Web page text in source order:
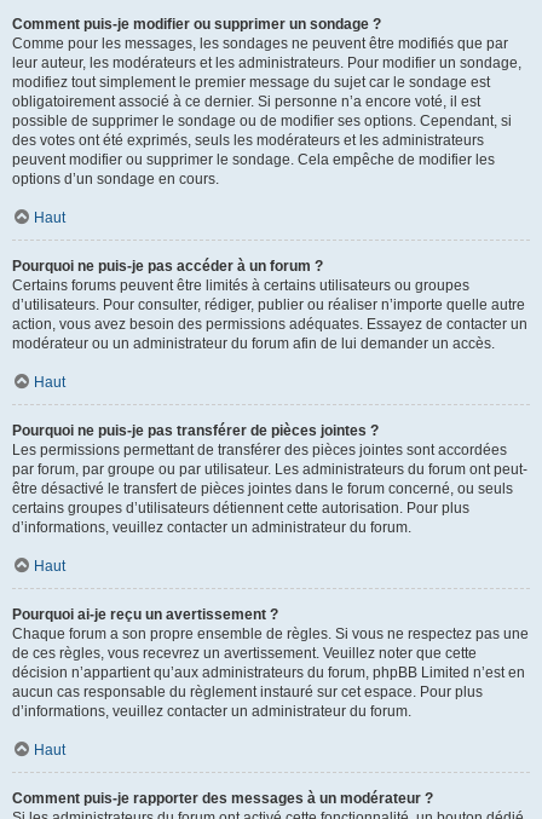
Comment puis-je modifier ou supprimer un sondage ?
Comme pour les messages, les sondages ne peuvent être modifiés que par
leur auteur, les modérateurs et les administrateurs. Pour modifier un sondage,
modifiez tout simplement le premier message du sujet car le sondage est
obligatoirement associé à ce dernier. Si personne n’a encore voté, il est
possible de supprimer le sondage ou de modifier ses options. Cependant, si
des votes ont été exprimés, seuls les modérateurs et les administrateurs
peuvent modifier ou supprimer le sondage. Cela empêche de modifier les
options d’un sondage en cours.
Haut
Pourquoi ne puis-je pas accéder à un forum ?
Certains forums peuvent être limités à certains utilisateurs ou groupes
d’utilisateurs. Pour consulter, rédiger, publier ou réaliser n’importe quelle autre
action, vous avez besoin des permissions adéquates. Essayez de contacter un
modérateur ou un administrateur du forum afin de lui demander un accès.
Haut
Pourquoi ne puis-je pas transférer de pièces jointes ?
Les permissions permettant de transférer des pièces jointes sont accordées
par forum, par groupe ou par utilisateur. Les administrateurs du forum ont peut-
être désactivé le transfert de pièces jointes dans le forum concerné, ou seuls
certains groupes d’utilisateurs détiennent cette autorisation. Pour plus
d’informations, veuillez contacter un administrateur du forum.
Haut
Pourquoi ai-je reçu un avertissement ?
Chaque forum a son propre ensemble de règles. Si vous ne respectez pas une
de ces règles, vous recevrez un avertissement. Veuillez noter que cette
décision n’appartient qu’aux administrateurs du forum, phpBB Limited n’est en
aucun cas responsable du règlement instauré sur cet espace. Pour plus
d’informations, veuillez contacter un administrateur du forum.
Haut
Comment puis-je rapporter des messages à un modérateur ?